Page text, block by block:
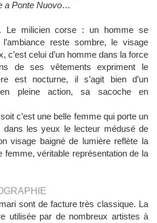
a Ponte Nuovo…
Le milicien corse : un homme se
reste sombre, le visage
c’est celui d’un homme dans la force
de ses vêtements expriment le
est nocturne, il s’agit bien d’un
pleine action, sa sacoche en
c’est une belle femme qui porte un
dans les yeux le lecteur médusé de
visage baigné de lumière reflète la
femme, véritable représentation de la
sont de facture très classique. La
utilisée par de nombreux artistes à